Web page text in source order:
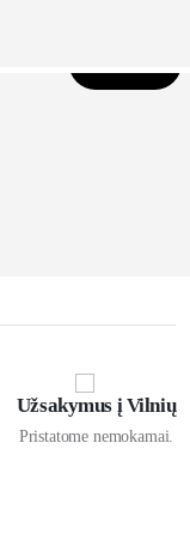
Užsakymus į Vilnių
Pristatome nemokamai.